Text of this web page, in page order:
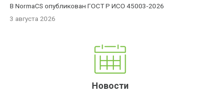
В NormaCS опубликован ГОСТ Р ИСО 45003-2026
3 августа 2026
Новости